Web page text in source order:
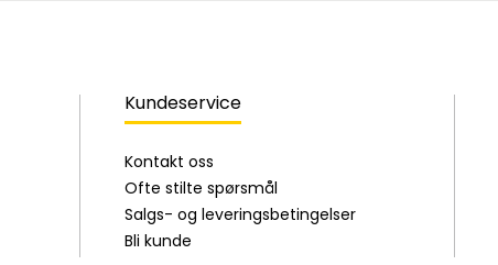
Kundeservice
Kontakt oss
Ofte stilte spørsmål
Salgs- og leveringsbetingelser
Bli kunde